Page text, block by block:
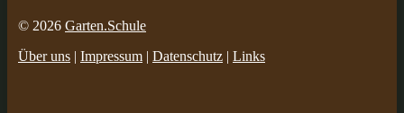
© 2026 Garten.Schule
Über uns | Impressum | Datenschutz | Links